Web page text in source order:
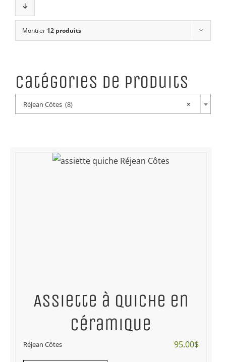
Montrer 12 produits
Catégories de produits
×
Réjean Côtes (8)
Assiette à quiche en
céramique
Réjean Côtes 95.00$